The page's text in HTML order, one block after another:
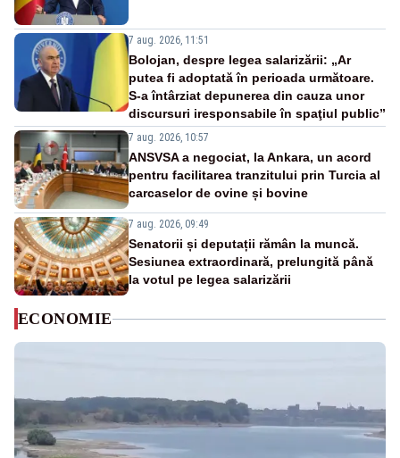
7 aug. 2026, 11:51
Bolojan, despre legea salarizării: „Ar
putea fi adoptată în perioada următoare.
S-a întârziat depunerea din cauza unor
discursuri iresponsabile în spaţiul public”
7 aug. 2026, 10:57
ANSVSA a negociat, la Ankara, un acord
pentru facilitarea tranzitului prin Turcia al
carcaselor de ovine și bovine
7 aug. 2026, 09:49
Senatorii și deputații rămân la muncă.
Sesiunea extraordinară, prelungită până
la votul pe legea salarizării
ECONOMIE